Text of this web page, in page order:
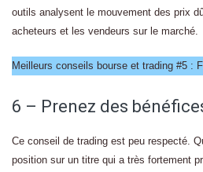
outils analysent le mouvement des prix
acheteurs et les vendeurs sur le marché.
Meilleurs conseils bourse et trading #5 :
6 – Prenez des
Ce conseil de trading est peu respecté.
position sur un titre qui a très fortement